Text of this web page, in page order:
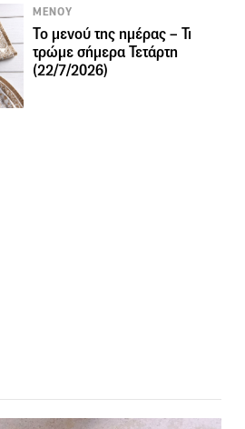
ΜΕΝΟΥ
Το μενού της ημέρας – Τι
τρώμε σήμερα Τετάρτη
(22/7/2026)